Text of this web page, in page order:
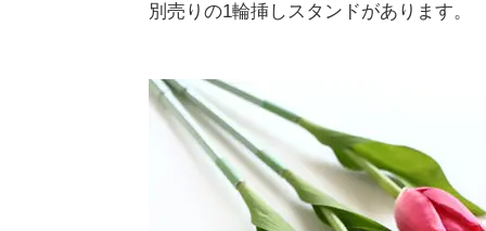
別売りの1輪挿しスタンドがあります。